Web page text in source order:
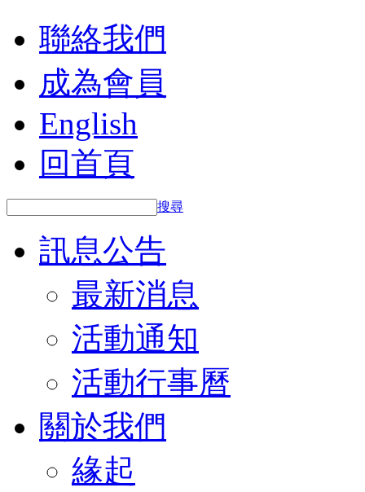
聯絡我們
成為會員
English
回首頁
搜尋
訊息公告
最新消息
活動通知
活動行事曆
關於我們
緣起